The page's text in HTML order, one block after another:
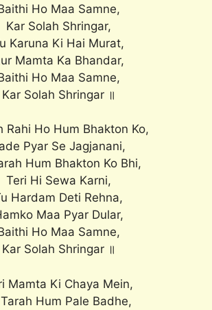
Ho Maa Samne,
Kar Solah Shringar,
Karuna Ki Hai Murat,
Mamta Ka Bhandar,
Ho Maa Samne,
Kar Solah Shringar ॥
Rahi Ho Hum Bhakton Ko,
Pyar Se Jagjanani,
Hum Bhakton Ko Bhi,
Teri Hi Sewa Karni,
Hardam Deti Rehna,
Maa Pyar Dular,
Ho Maa Samne,
Kar Solah Shringar ॥
Mamta Ki Chaya Mein,
Hum Pale Badhe,